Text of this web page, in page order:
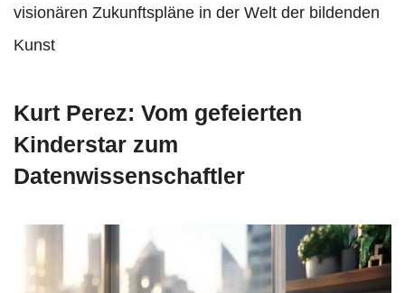
visionären Zukunftspläne in der Welt der bildenden
Kunst
Kurt Perez: Vom gefeierten
Kinderstar zum
Datenwissenschaftler